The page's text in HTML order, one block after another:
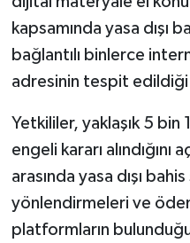
kapsamında yasa dışı
bağlantılı binlerce
adresinin tespit
Yetkililer, yaklaşık 5 bin
engeli kararı alındığını
arasında yasa dışı
yönlendirmeleri ve
platformların